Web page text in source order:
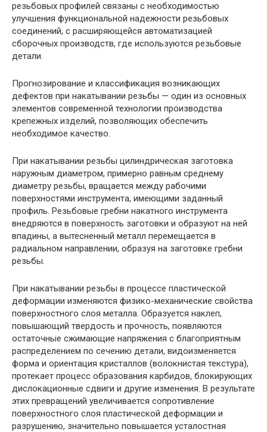
резьбовых профилей связаны с необходимостью
улучшения функциональной надежности резьбовых
соединений, с расширяющейся автоматизацией
сборочных производств, где используются резьбовые
детали.
Прогнозирование и классификация возникающих
дефектов при накатывании резьбы — один из основных
элементов современной технологии производства
крепежных изделий, позволяющих обеспечить
необходимое качество.
При накатывании резьбы цилиндрическая заготовка
наружным диаметром, примерно равным среднему
диаметру резьбы, вращается между рабочими
поверхностями инструмента, имеющими заданный
профиль. Резьбовые гребни накатного инструмента
внедряются в поверхность заготовки и образуют на ней
впадины, а вытесненный металл перемещается в
радиальном направлении, образуя на заготовке гребни
резьбы.
При накатывании резьбы в процессе пластической
деформации изменяются физико-механические свойства
поверхностного слоя металла. Образуется наклеп,
повышающий твердость и прочность, появляются
остаточные сжимающие напряжения с благоприятным
распределением по сечению детали, видоизменяется
форма и ориентация кристаллов (волокнистая текстура),
протекает процесс образования карбидов, блокирующих
дислокационные сдвиги и другие изменения. В результате
этих превращений увеличивается сопротивление
поверхностного слоя пластической деформации и
разрушению, значительно повышается усталостная